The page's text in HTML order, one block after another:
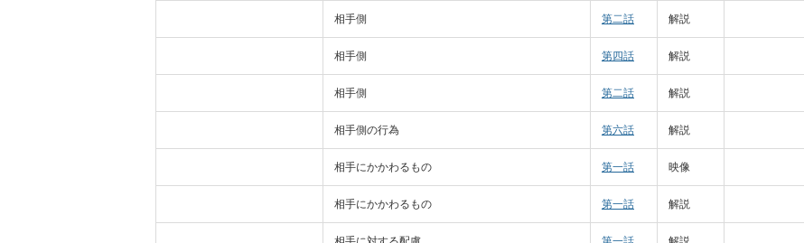
相手側 第二話 解説
相手側 第四話 解説
相手側 第二話 解説
相手側の行為 第六話 解説
相手にかかわるもの 第一話 映像
相手にかかわるもの 第一話 解説